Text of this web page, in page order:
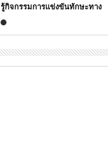
รู้กิจกรรมการแข่งขันทักษะทาง
วิชาการ